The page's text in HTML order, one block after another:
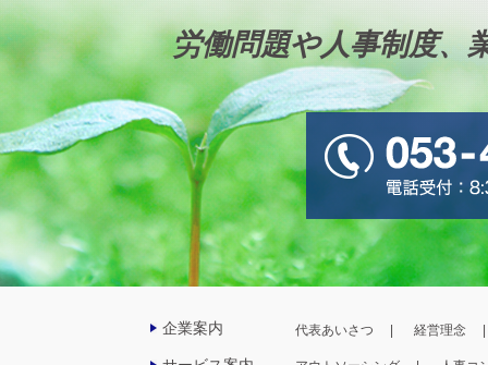
労働問題や人事制度、
企業案内 代表あいさつ 経営理念